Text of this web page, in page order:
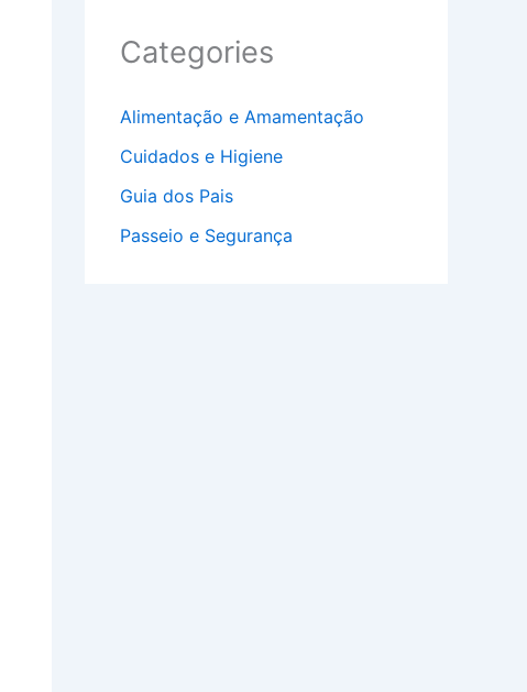
Categories
Alimentação e Amamentação
Cuidados e Higiene
Guia dos Pais
Passeio e Segurança